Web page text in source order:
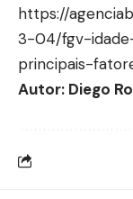
https://
3-04/fgv-
principais-
Autor: Diego